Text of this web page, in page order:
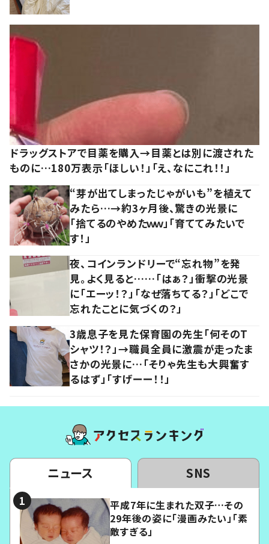
ドラッグストアで目薬を購入→目薬とは別に渡された
ものに…180万表示「ほしい！」「え、なにこれ！！」
“芽が出てしまったじゃがいも”を植えて
みたら…→約3ヶ月後、驚きの光景に
「捨てるのやめたｗｗ」「育ててみたいで
す！」
夜、コインランドリーで“忘れ物”を発
見。よく見ると……「はぁ？」衝撃の光景
に「エーッ！？」「なぜ落ちてる？」「どこで
忘れたことに気づくの？」
3歳息子を見た保育園の先生「何そのT
シャツ！？」→職員全員に激震が走ったま
さかの光景に…「そりゃ先生も大興奮す
るはず」「すげーー！！」
ニュース SNS
平成7年に生まれた双子…その
29年後の姿に「漫画みたい」「素
敵すぎる」